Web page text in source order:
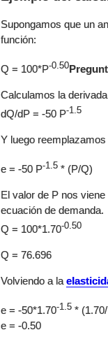
Supongamos que un
función:
Q = 100*P-0.50
Calculamos la
dQ/dP = -50 P-1.5
Y luego
e = -50 P-1.5 * (P/Q)
El valor de P nos
ecuación de demanda.
Q = 100*1.70-0.50
Q = 76.696
Volviendo a la
e = -50*1.70-1.5 *
e = -0.50